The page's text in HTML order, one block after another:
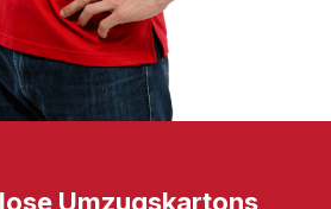
Umzugskartons